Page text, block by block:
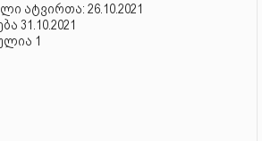
ატვირთა: 26.10.2021
31.10.2021
1